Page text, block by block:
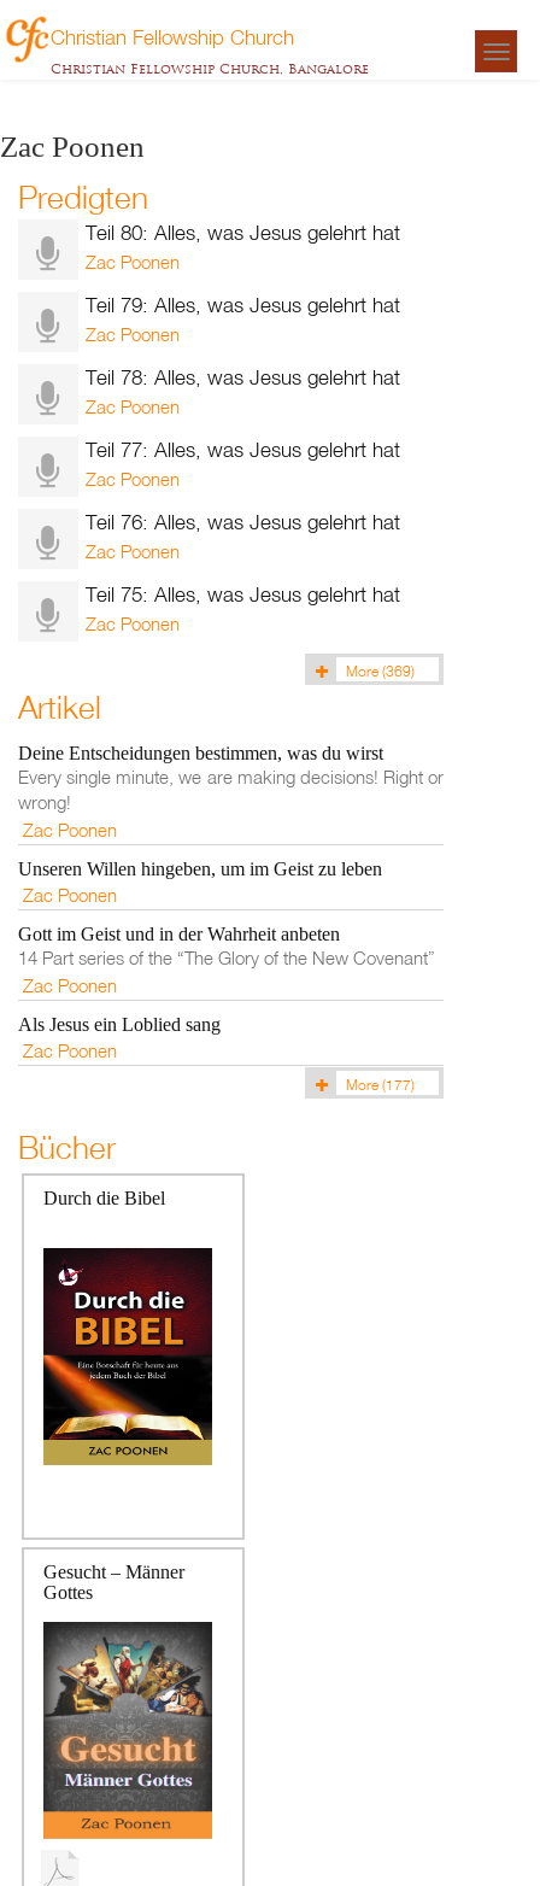
Christian Fellowship Church
Christian Fellowship Church, Bangalore
Zac Poonen
Predigten
Teil 80: Alles, was Jesus gelehrt hat
Zac Poonen
Teil 79: Alles, was Jesus gelehrt hat
Zac Poonen
Teil 78: Alles, was Jesus gelehrt hat
Zac Poonen
Teil 77: Alles, was Jesus gelehrt hat
Zac Poonen
Teil 76: Alles, was Jesus gelehrt hat
Zac Poonen
Teil 75: Alles, was Jesus gelehrt hat
Zac Poonen
More (369)
Artikel
Deine Entscheidungen bestimmen, was du wirst
Every single minute, we are making decisions! Right or
wrong!
Zac Poonen
Unseren Willen hingeben, um im Geist zu leben
Zac Poonen
Gott im Geist und in der Wahrheit anbeten
14 Part series of the “The Glory of the New Covenant”
Zac Poonen
Als Jesus ein Loblied sang
Zac Poonen
More (177)
Bücher
Durch die Bibel
Gesucht – Männer
Gottes